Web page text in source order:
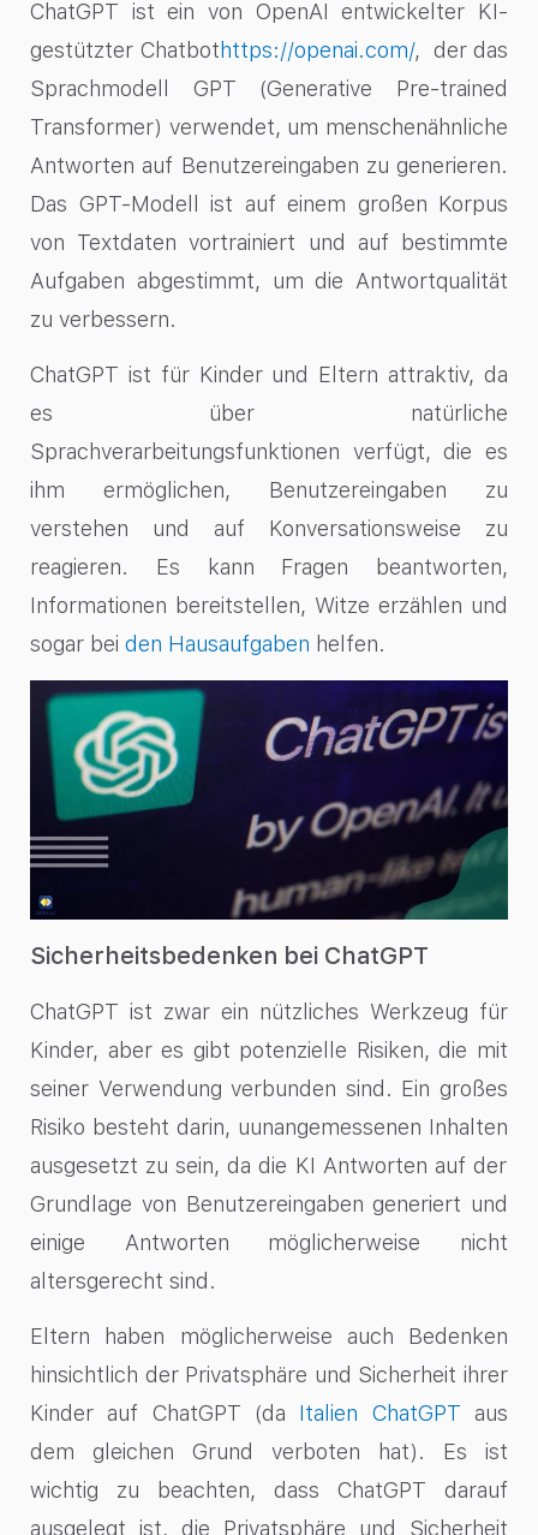
ChatGPT ist ein von OpenAI entwickelter KI-
gestützter Chatbothttps://openai.com/, der das
Sprachmodell GPT (Generative Pre-trained
Transformer) verwendet, um menschenähnliche
Antworten auf Benutzereingaben zu generieren.
Das GPT-Modell ist auf einem großen Korpus
von Textdaten vortrainiert und auf bestimmte
Aufgaben abgestimmt, um die Antwortqualität
zu verbessern.
ChatGPT ist für Kinder und Eltern attraktiv, da
es über natürliche
Sprachverarbeitungsfunktionen verfügt, die es
ihm ermöglichen, Benutzereingaben zu
verstehen und auf Konversationsweise zu
reagieren. Es kann Fragen beantworten,
Informationen bereitstellen, Witze erzählen und
sogar bei den Hausaufgaben helfen.
Sicherheitsbedenken bei ChatGPT
ChatGPT ist zwar ein nützliches Werkzeug für
Kinder, aber es gibt potenzielle Risiken, die mit
seiner Verwendung verbunden sind. Ein großes
Risiko besteht darin, uunangemessenen Inhalten
ausgesetzt zu sein, da die KI Antworten auf der
Grundlage von Benutzereingaben generiert und
einige Antworten möglicherweise nicht
altersgerecht sind.
Eltern haben möglicherweise auch Bedenken
hinsichtlich der Privatsphäre und Sicherheit ihrer
Kinder auf ChatGPT (da Italien ChatGPT aus
dem gleichen Grund verboten hat). Es ist
wichtig zu beachten, dass ChatGPT darauf
ausgelegt ist, die Privatsphäre und Sicherheit